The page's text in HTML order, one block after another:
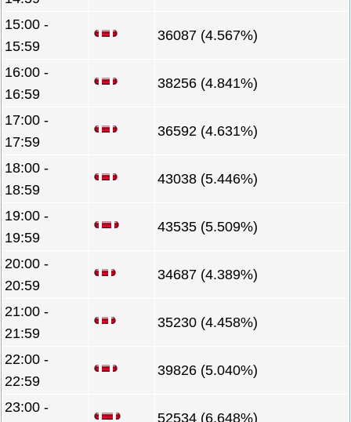
15:00 -
15:59
36087 (4.567%)
16:00 -
16:59
38256 (4.841%)
17:00 -
17:59
36592 (4.631%)
18:00 -
18:59
43038 (5.446%)
19:00 -
19:59
43535 (5.509%)
20:00 -
20:59
34687 (4.389%)
21:00 -
21:59
35230 (4.458%)
22:00 -
22:59
39826 (5.040%)
23:00 -
52534 (6.648%)